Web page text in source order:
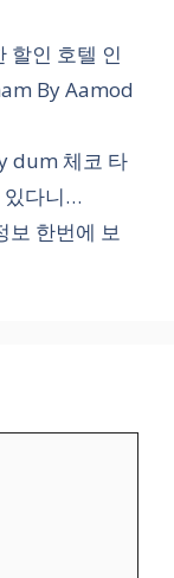
할인 호텔 인
By Aamod
dum 체코 타
있다니…
한번에 보